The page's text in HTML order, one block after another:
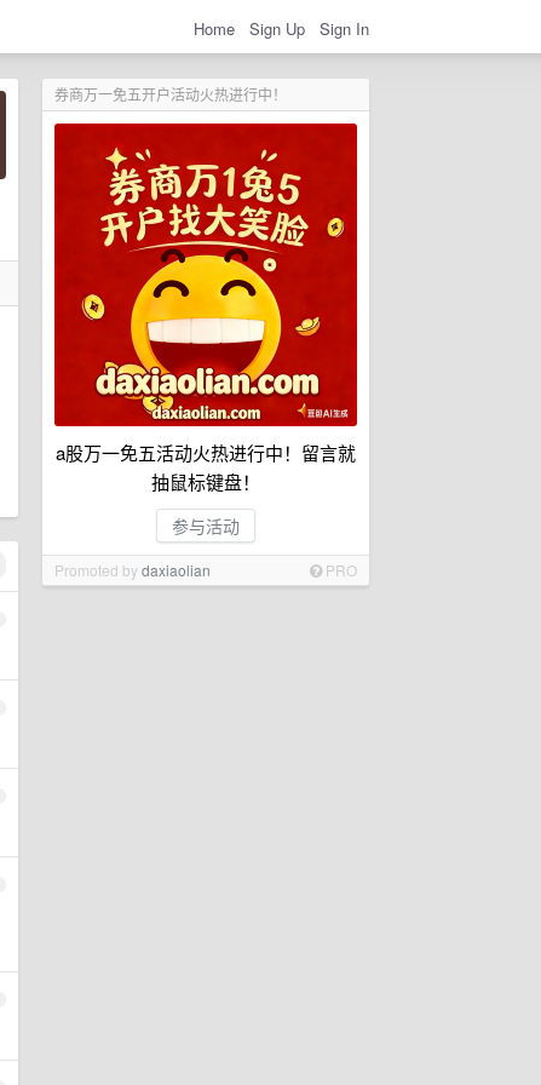
Home Sign Up Sign In
券商万一免五开户活动火热进行中！
a股万一免五活动火热进行中！留言就
抽鼠标键盘！
参与活动
Promoted bydaxiaolian PRO